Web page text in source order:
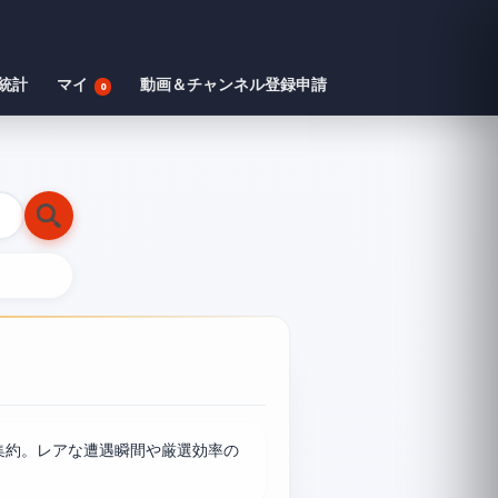
計 マイ 0 動画＆チャンネル登録申請
。レアな遭遇瞬間や厳選効率の